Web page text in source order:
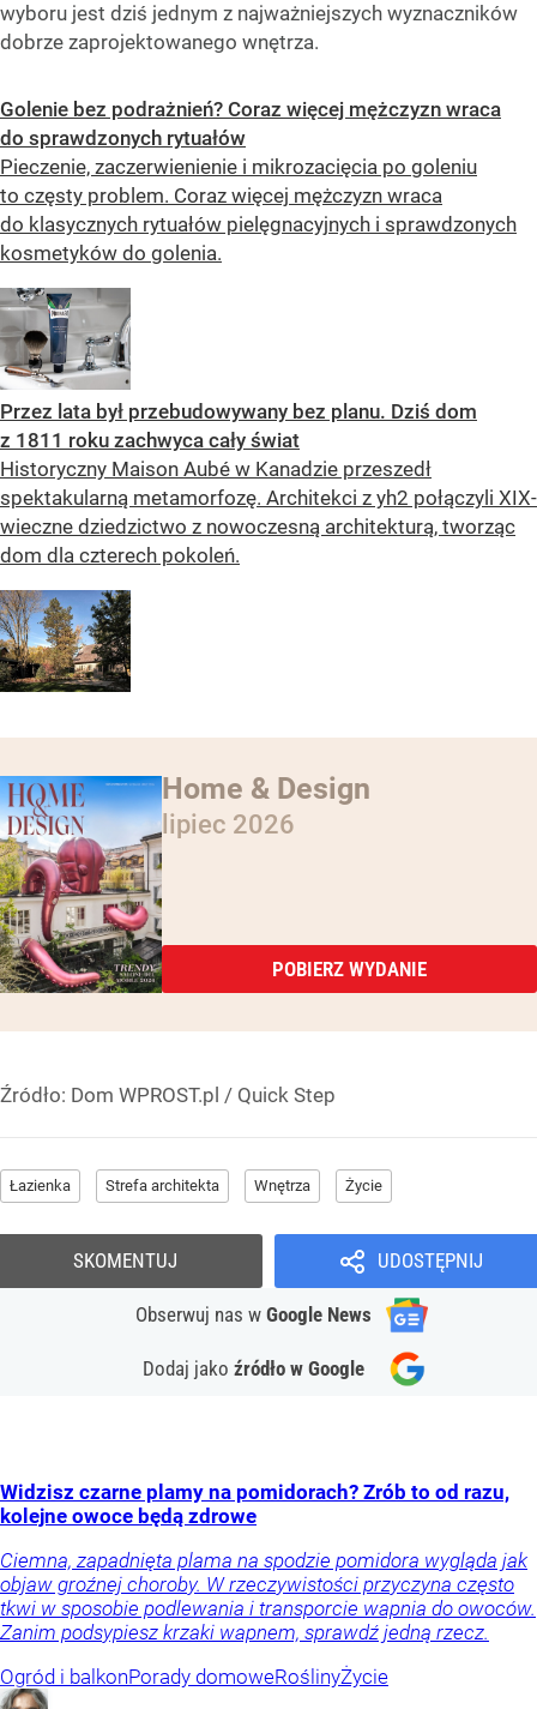
wyboru jest dziś jednym z najważniejszych wyznaczników
dobrze zaprojektowanego wnętrza.
Golenie bez podrażnień? Coraz więcej mężczyzn wraca
do sprawdzonych rytuałów
Pieczenie, zaczerwienienie i mikrozacięcia po goleniu
to częsty problem. Coraz więcej mężczyzn wraca
do klasycznych rytuałów pielęgnacyjnych i sprawdzonych
kosmetyków do golenia.
Przez lata był przebudowywany bez planu. Dziś dom
z 1811 roku zachwyca cały świat
Historyczny Maison Aubé w Kanadzie przeszedł
spektakularną metamorfozę. Architekci z yh2 połączyli XIX-
wieczne dziedzictwo z nowoczesną architekturą, tworząc
dom dla czterech pokoleń.
Home & Design
lipiec 2026
POBIERZ WYDANIE
Źródło: Dom WPROST.pl / Quick Step
Łazienka Strefa architekta Wnętrza Życie
UDOSTĘPNIJ
Obserwuj nas w Google News
Dodaj jako źródło w Google
SKOMENTUJ
Widzisz czarne plamy na pomidorach? Zrób to od razu,
kolejne owoce będą zdrowe
Ciemna, zapadnięta plama na spodzie pomidora wygląda jak
objaw groźnej choroby. W rzeczywistości przyczyna często
tkwi w sposobie podlewania i transporcie wapnia do owoców.
Zanim podsypiesz krzaki wapnem, sprawdź jedną rzecz.
Ogród i balkonPorady domoweRoślinyŻycie